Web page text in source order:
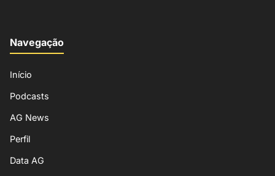
Navegação
Início
Podcasts
AG News
Perfil
Data AG